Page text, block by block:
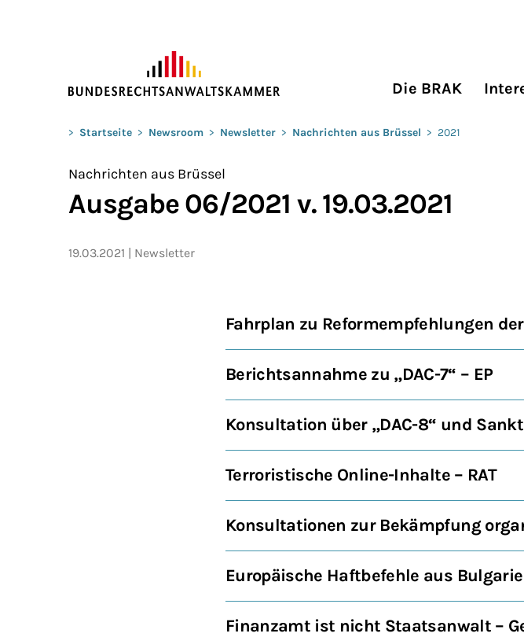
Die BRAK
Sie befinden sich hier:
> Startseite > Newsroom > Newsletter > Nachrichten aus Brüssel > 2021
Nachrichten aus Brüssel
Ausgabe 06/2021 v. 19.03.2021
19.03.2021 Newsletter
Fahrplan zu Reformempfehlungen
Berichtsannahme zu „DAC-7“ – EP
Konsultation über „DAC-8“ und
Terroristische Online-Inhalte – RAT
Konsultationen zur Bekämpfung
Europäische Haftbefehle aus
Finanzamt ist nicht Staatsanwalt –